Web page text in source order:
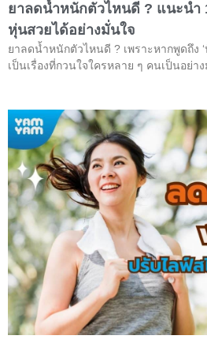
ยาลดน้ำหนักตัวไหนดี ? แนะนำ
หุ่นสวยได้อย่างมั่นใจ
ยาลดน้ำหนักตัวไหนดี ? เพราะหากพูดถึง
เป็นเรื่องที่กวนใจใครหลาย ๆ คนเป็นอย่า